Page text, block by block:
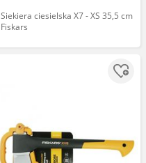
Siekiera ciesielska X7 - XS 35,5 cm
Fiskars